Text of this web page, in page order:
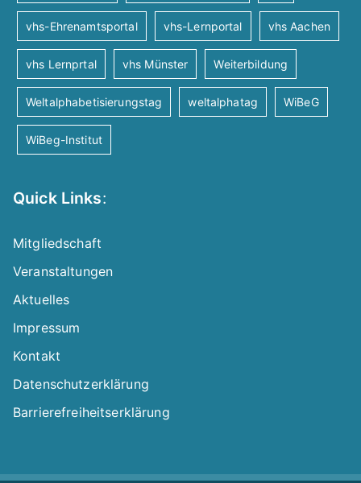
vhs-Ehrenamtsportal vhs-Lernportal vhs Aachen
vhs Lernprtal vhs Münster Weiterbildung
Weltalphabetisierungstag weltalphatag WiBeG
WiBeg-Institut
Quick Links:
Mitgliedschaft
Veranstaltungen
Aktuelles
Impressum
Kontakt
Datenschutzerklärung
Barrierefreiheitserklärung